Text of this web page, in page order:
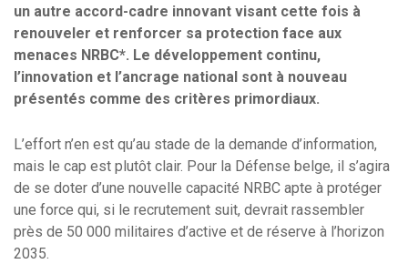
un autre accord-cadre innovant visant cette fois à
renouveler et renforcer sa protection face aux
menaces NRBC*. Le développement continu,
l’innovation et l’ancrage national sont à nouveau
présentés comme des critères primordiaux.
L’effort n’en est qu’au stade de la demande d’information,
mais le cap est plutôt clair. Pour la Défense belge, il s’agira
de se doter d’une nouvelle capacité NRBC apte à protéger
une force qui, si le recrutement suit, devrait rassembler
près de 50 000 militaires d’active et de réserve à l’horizon
2035.